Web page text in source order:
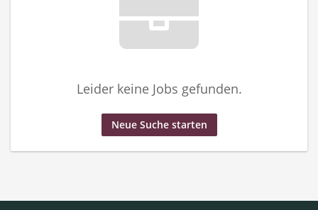
Leider keine Jobs gefunden.
Neue Suche starten